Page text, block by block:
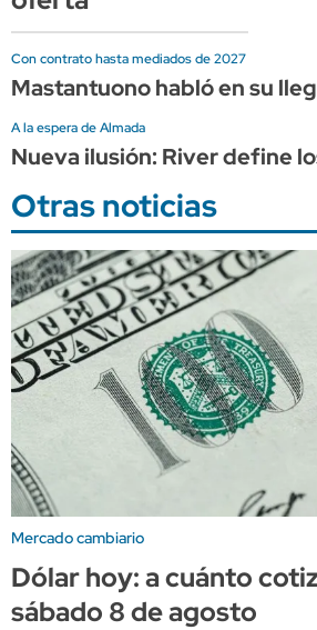
Con contrato hasta mediados de 2027
Mastantuono habló en su
A la espera de Almada
Nueva ilusión: River define
Otras noticias
Mercado cambiario
Dólar hoy: a cuánto
sábado 8 de agosto